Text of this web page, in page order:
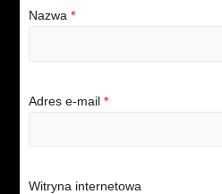
Nazwa *
Adres e-mail *
Witryna internetowa